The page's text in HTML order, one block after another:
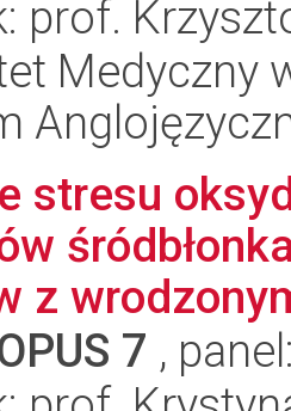
prof.
Medyczny
stresu
z
7 ,